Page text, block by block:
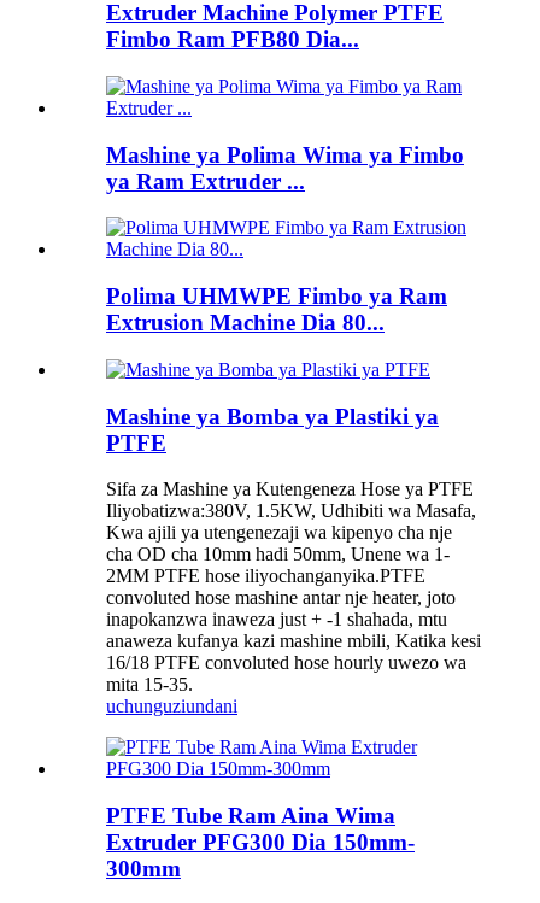
Extruder Machine Polymer PTFE
Fimbo Ram PFB80 Dia...
Mashine ya Polima Wima ya Fimbo
ya Ram Extruder ...
Polima UHMWPE Fimbo ya Ram
Extrusion Machine Dia 80...
Mashine ya Bomba ya Plastiki ya
PTFE
Sifa za Mashine ya Kutengeneza Hose ya PTFE
Iliyobatizwa:380V, 1.5KW, Udhibiti wa Masafa,
Kwa ajili ya utengenezaji wa kipenyo cha nje
cha OD cha 10mm hadi 50mm, Unene wa 1-
2MM PTFE hose iliyochanganyika.PTFE
convoluted hose mashine antar nje heater, joto
inapokanzwa inaweza just + -1 shahada, mtu
anaweza kufanya kazi mashine mbili, Katika kesi
16/18 PTFE convoluted hose hourly uwezo wa
mita 15-35.
uchunguziundani
PTFE Tube Ram Aina Wima
Extruder PFG300 Dia 150mm-
300mm